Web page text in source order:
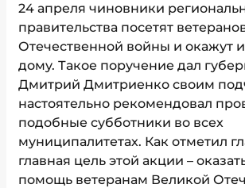
24 апреля чиновники
правительства посетят
Отечественной войны и окажут
дому. Такое поручение дал
Дмитрий Дмитриенко своим
настоятельно рекомендовал
подобные субботники во всех
муниципалитетах. Как отметил
главная цель этой акции –
помощь ветеранам Великой